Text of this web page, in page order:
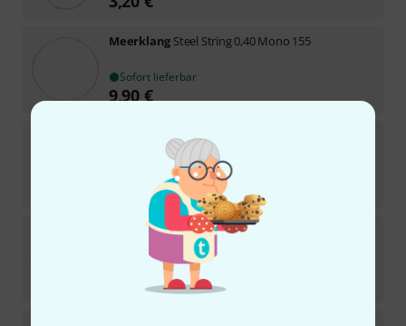
Meerklang Steel String 0,40 Mono 155
Sofort lieferbar
9,90€
ZM-E1C Monochord String c
Sofort lieferbar
€
MeerklangA 0,30 Steel String TM 106
Sofort lieferbar
€